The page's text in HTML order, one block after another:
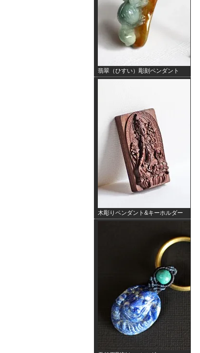
翡翠（ひすい）彫刻ペンダント
木彫りペンダント&キーホルダー